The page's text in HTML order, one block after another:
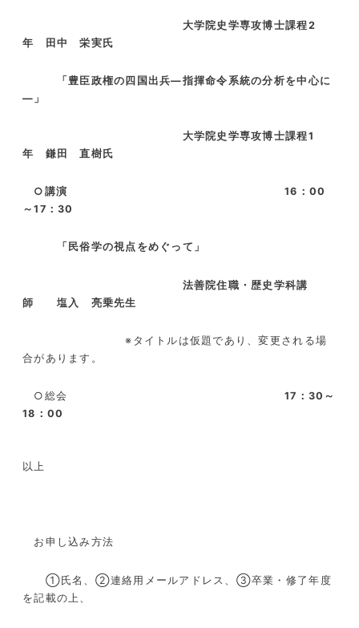
大学院史学専攻博士課程2
年 田中 栄実氏
「豊臣政権の四国出兵―指揮命令系統の分析を中心に
―」
大学院史学専攻博士課程1
年 鎌田 直樹氏
○講演 16 ： 00
～17 ：30
「民俗学の視点をめぐって」
法善院住職・歴史学科講
師 塩入 亮乗先生
※タイトルは仮題であり、変更される場
合があります。
○総会 17：30～
18：00
以上
お申し込み方法
①氏名、②連絡用メールアドレス、③卒業・修了年度
を記載の上、